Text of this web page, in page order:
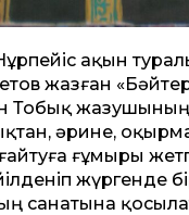
ақын
жазған
Тобық жазушының
әрине,
ғұмыры
жүргенде
санатына